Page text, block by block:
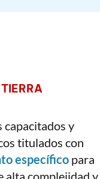
capacitados y
específico para
alta complejidad y